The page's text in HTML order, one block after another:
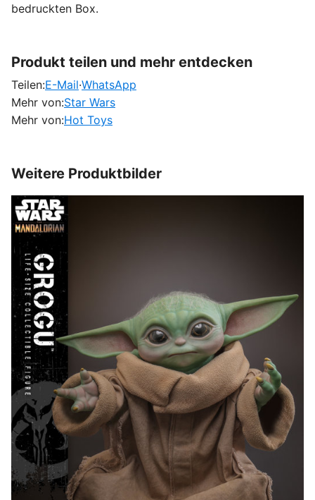
bedruckten Box.
Produkt teilen und mehr entdecken
Teilen:E-Mail·WhatsApp
Mehr von:Star Wars
Mehr von:Hot Toys
Weitere Produktbilder